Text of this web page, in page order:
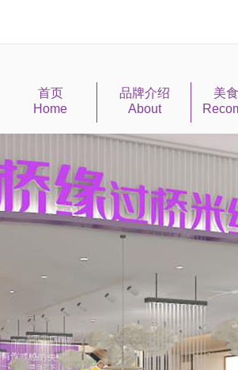
首页
Home
品牌介绍
About
美